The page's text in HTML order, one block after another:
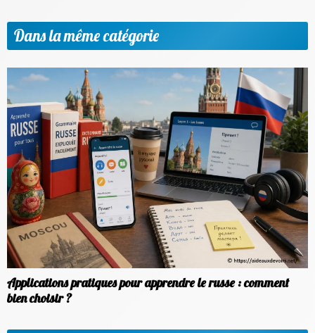
Dans la même catégorie
Applications pratiques pour apprendre le russe : comment
bien choisir ?